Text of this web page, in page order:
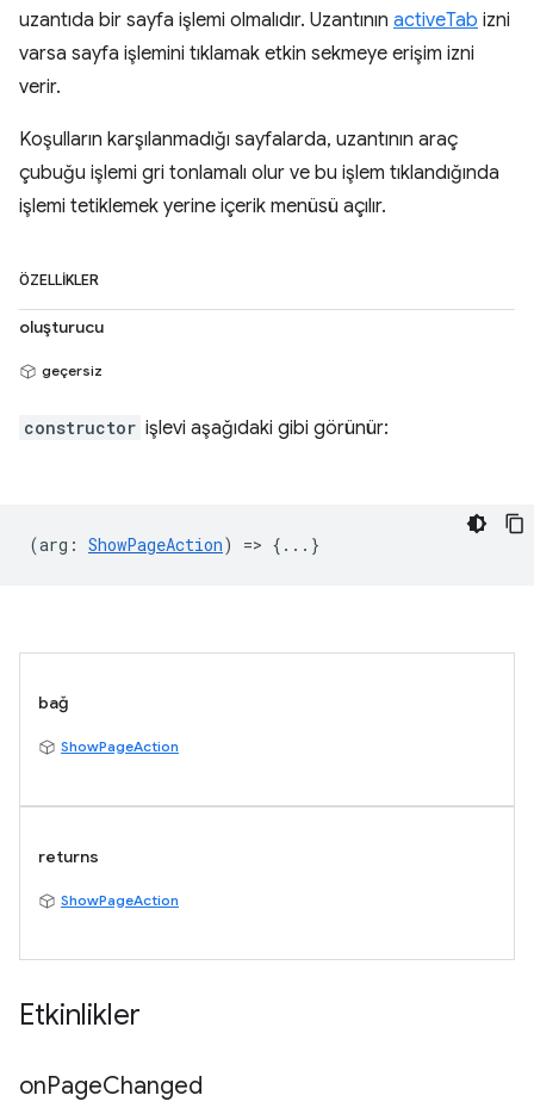
uzantıda bir sayfa işlemi olmalıdır. Uzantının activeTab izni
varsa sayfa işlemini tıklamak etkin sekmeye erişim izni
verir.
Koşulların karşılanmadığı sayfalarda, uzantının araç
çubuğu işlemi gri tonlamalı olur ve bu işlem tıklandığında
işlemi tetiklemek yerine içerik menüsü açılır.
ÖZELLIKLER
oluşturucu
geçersiz
constructor işlevi aşağıdaki gibi görünür:
(arg : ShowPageAction) => {...}
bağ
ShowPageAction
returns
ShowPageAction
Etkinlikler
onPageChanged